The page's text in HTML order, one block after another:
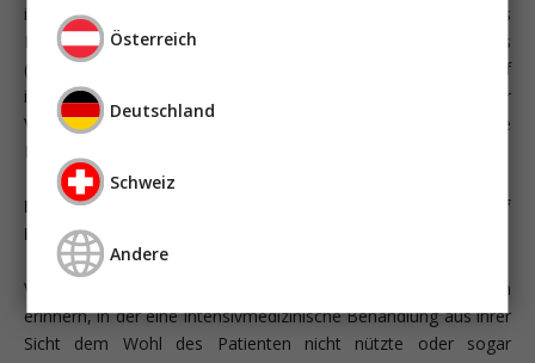
intensivmedizinischen Gesellschaften rückt das Problem des
Burnouts bei intensivmedizinischem Personal in den Fokus
(Moss M; Am J Crit Care 2016; 25:368). Perceived delivery of
inappropri­ate care – also die Wahrnehmung unangemessener
Versorgung – wird dort als zentraler Risikofaktor für die
Entstehung von Burnout deutlich benannt.
Begriffsbestimmung und Häufigkeit von Übertherapie auf
Intensivstationen
Vermutlich können sich alle Leser an eine konkrete Situation
erinnern, in der eine intensivmedizinische Behandlung aus ihrer
Sicht dem Wohl des Patienten nicht nützte oder sogar
Österreich
Deutschland
Schweiz
Andere